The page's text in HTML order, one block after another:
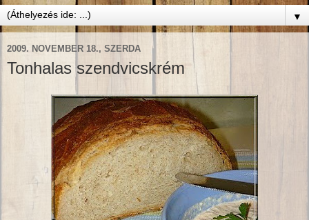
▼
2009. NOVEMBER 18., SZERDA
Tonhalas szendvicskrém